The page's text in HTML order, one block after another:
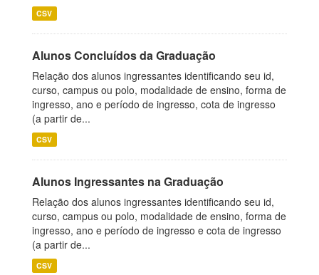
CSV
Alunos Concluídos da Graduação
Relação dos alunos ingressantes identificando seu id,
curso, campus ou polo, modalidade de ensino, forma de
ingresso, ano e período de ingresso, cota de ingresso
(a partir de...
CSV
Alunos Ingressantes na Graduação
Relação dos alunos ingressantes identificando seu id,
curso, campus ou polo, modalidade de ensino, forma de
ingresso, ano e período de ingresso e cota de ingresso
(a partir de...
CSV